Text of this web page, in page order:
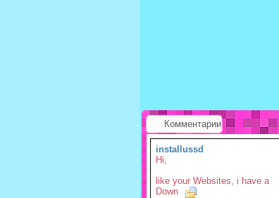
Комментарии
installussd
Hi,
like your Websites, i have a
Down